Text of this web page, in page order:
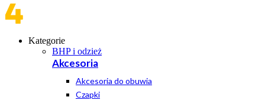
Kategorie
BHP i odzież
Akcesoria
Akcesoria do obuwia
Czapki